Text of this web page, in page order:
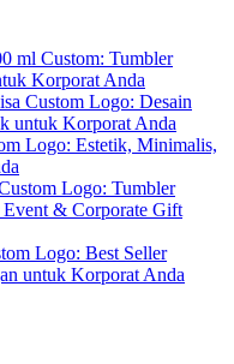
ml Custom: Tumbler
Korporat Anda
Custom Logo: Desain
untuk Korporat Anda
Logo: Estetik, Minimalis,
Logo: Tumbler
Event & Corporate Gift
Logo: Best Seller
untuk Korporat Anda